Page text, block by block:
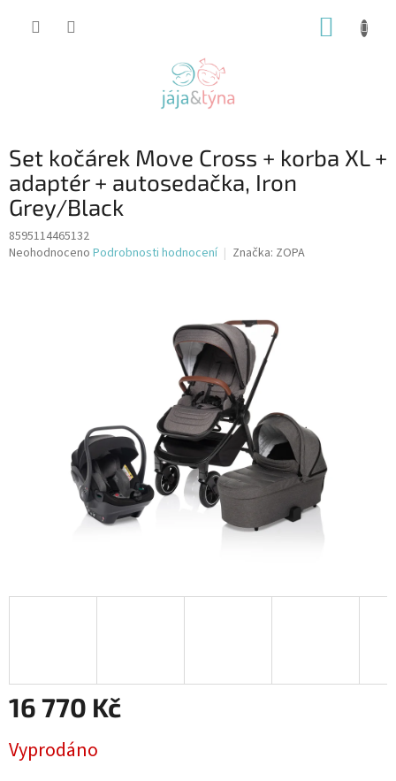
Set kočárek Move Cross + korba XL +
adaptér + autosedačka, Iron
Grey/Black
8595114465132
Průměrné
Neohodnoceno Podrobnosti hodnocení Značka: ZOPA
16 770 Kč
cena:
Vyprodáno